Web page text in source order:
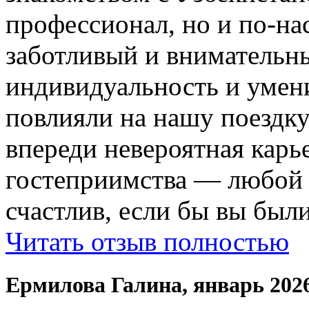
профессионал, но и по-
заботливый и
индивидуальность и
повлияли на нашу
впереди невероятная
гостеприимства —
счастлив, если бы вы
Читать отзыв полностью
Ермилова Галина, январь